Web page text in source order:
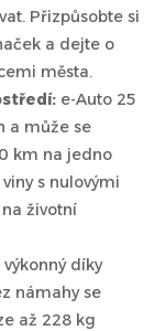
Přizpůsobte si
a dejte o
města.
e-Auto 25
a může se
km na jedno
s nulovými
životní
díky
námahy se
až 228 kg